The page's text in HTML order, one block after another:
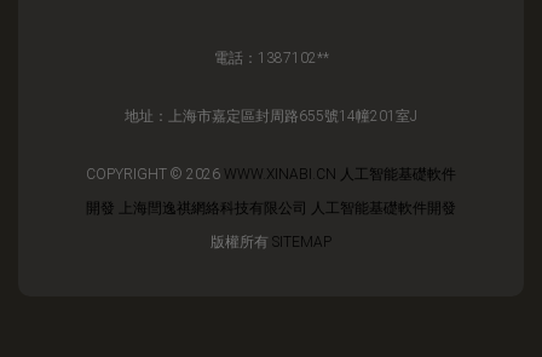
電話：1387102**
地址：上海市嘉定區封周路655號14幢201室J
COPYRIGHT © 2026 WWW.XINABI.CN 人工智能基礎軟件
開發
上海閆逸祺網絡科技有限公司
人工智能基礎軟件開發
版權所有 SITEMAP